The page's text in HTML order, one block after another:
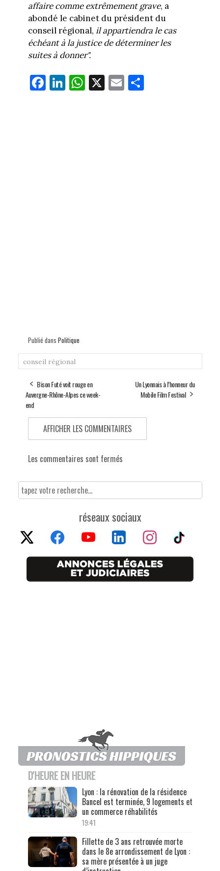
affaire comme extrêmement grave, a
abondé le cabinet du président du
conseil régional, il appartiendra le cas
échéant à la justice de déterminer les
suites à donner".
Fa
ce
Li
nk
W
ha
X E
m
Pa
rt
Publié dans Politique
conseil régional
Bison Futé voit rouge en
Auvergne-Rhône-Alpes ce week-
end
Un Lyonnais à l’honneur du
Mobile Film Festival
AFFICHER LES COMMENTAIRES
Les commentaires sont fermés
réseaux sociaux
D'HEURE EN HEURE
Lyon : la rénovation de la résidence
Bancel est terminée, 9 logements et
un commerce réhabilités
19:41
Fillette de 3 ans retrouvée morte
dans le 8e arrondissement de Lyon :
sa mère présentée à un juge